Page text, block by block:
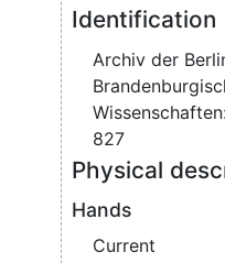
Identification
Archiv der
827
Physical
Hands
Current